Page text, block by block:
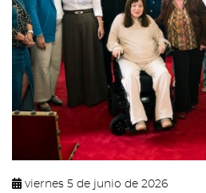
viernes 5 de junio de 2026